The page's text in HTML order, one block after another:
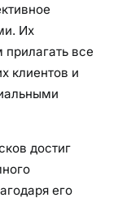
Их
все
клиентов и
достиг
его